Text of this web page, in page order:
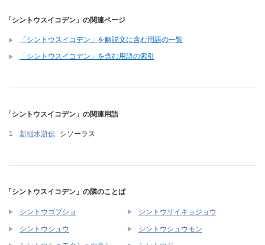
「シントウスイコデン」の関連ページ
「シントウスイコデン」を解説文に含む用語の一覧
「シントウスイコデン」を含む用語の索引
「シントウスイコデン」の関連用語
新稲水滸伝 シソーラス
「シントウスイコデン」の隣のことば
シントウゴブショ シントウサイキョジョウ
シントウシュウ シントウシュウモン